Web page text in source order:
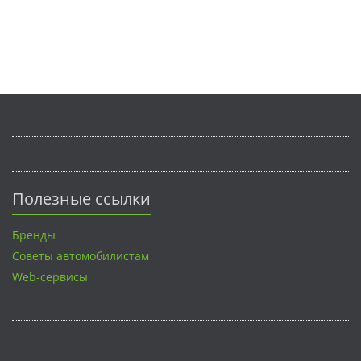
Полезные ссылки
Бренды
Советы автомобилистам
Web-сервисы